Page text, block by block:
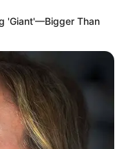
'Giant'—Bigger Than